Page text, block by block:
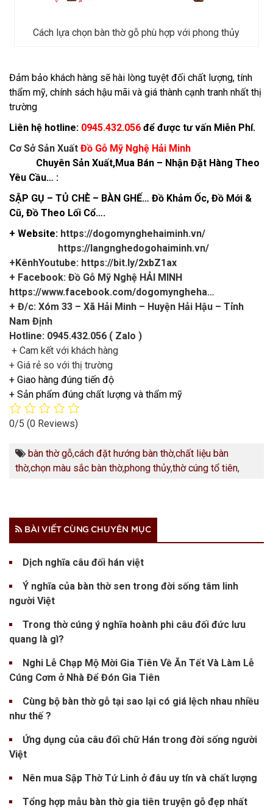
Cách lựa chọn bàn thờ gỗ phù hợp với phong thủy
Đảm bảo khách hàng sẽ hài lòng tuyệt đối chất lượng, tính
thẩm mỹ, chính sách hậu mãi và giá thành cạnh tranh nhất thị
trường
Liên hệ hotline: 0945.432.056 để được tư vấn Miễn Phí.
Cơ Sở Sản Xuất Đồ Gỗ Mỹ Nghệ Hải Minh
Chuyên Sản Xuất,Mua Bán – Nhận Đặt Hàng Theo
Yêu Cầu… :
SẬP GỤ – TỦ CHÈ – BÀN GHẾ… Đồ Khảm Ốc, Đồ Mới &
Cũ, Đồ Theo Lối Cổ….
+ Website: https://dogomynghehaiminh.vn/
https://langnghedogohaiminh.vn/
+KênhYoutube: https://bit.ly/2xbZ1ax
+ Facebook: Đồ Gỗ Mỹ Nghệ HẢI MINH
https://www.facebook.com/dogomyngheha…
+ Đ/c: Xóm 33 – Xã Hải Minh – Huyện Hải Hậu – Tỉnh
Nam Định
Hotline: 0945.432.056 ( Zalo )
+ Cam kết với khách hàng
+ Giá rẻ so với thị trường
+ Giao hàng đúng tiến độ
+ Sản phẩm đúng chất lượng và thẩm mỹ
0/5 (0 Reviews)
bàn thờ gỗ,cách đặt hướng bàn thờ,chất liệu bàn
thờ,chọn màu sắc bàn thờ,phong thủy,thờ cúng tổ tiên,
BÀI VIẾT CÙNG CHUYÊN MỤC
Dịch nghĩa câu đối hán việt
Ý nghĩa của bàn thờ sen trong đời sống tâm linh
người Việt
Trong thờ cúng ý nghĩa hoành phi câu đối đức lưu
quang là gì?
Nghi Lễ Chạp Mộ Mời Gia Tiên Về Ăn Tết Và Làm Lễ
Cúng Cơm ở Nhà Để Đón Gia Tiên
Cùng bộ bàn thờ gỗ tại sao lại có giá lệch nhau nhiều
như thế ?
Ứng dụng của câu đối chữ Hán trong đời sống người
Việt
Nên mua Sập Thờ Tứ Linh ở đâu uy tín và chất lượng
Tổng hợp mẫu bàn thờ gia tiên truyện gỗ đẹp nhất